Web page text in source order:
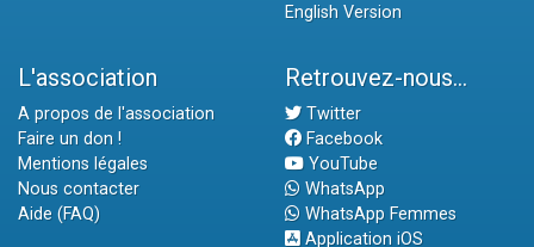
English Version
L'association
A propos de l'association
Faire un don !
Mentions légales
Nous contacter
Aide (FAQ)
Retrouvez-nous...
Twitter
Facebook
YouTube
WhatsApp
WhatsApp Femmes
Application iOS